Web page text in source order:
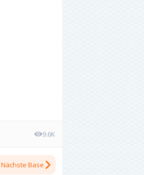
9.6K
Nächste Base